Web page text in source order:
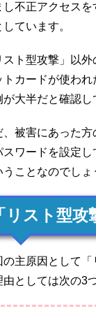
し不正アクセスを
しています。
スト型攻撃」以
トカードが使わ
が大半だと確認し
、被害にあった
スワードを設定
うことなのでしょ
「リスト型
の主原因として
由としては次の3